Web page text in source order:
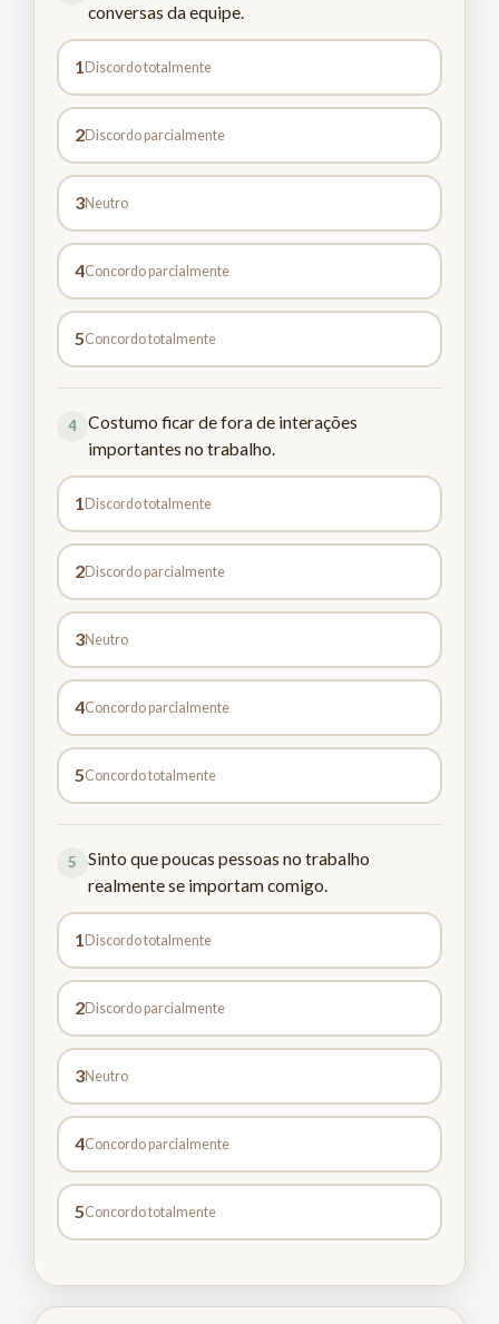
conversas da equipe.
1 Discordo totalmente
2Discordo parcialmente
3Neutro
4Concordo parcialmente
5Concordo totalmente
4
Costumo ficar de fora de interações
importantes no trabalho.
1 Discordo totalmente
2Discordo parcialmente
3Neutro
4Concordo parcialmente
5Concordo totalmente
5
Sinto que poucas pessoas no trabalho
realmente se importam comigo.
1 Discordo totalmente
2Discordo parcialmente
3Neutro
4Concordo parcialmente
5Concordo totalmente